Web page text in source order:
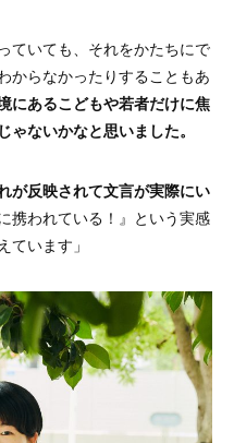
ていても、それをかたちにで
からなかったりすることもあ
にあるこどもや若者だけに焦
ないかなと思いました。
が反映されて文言が実際にい
携われている！』という実感
ています」